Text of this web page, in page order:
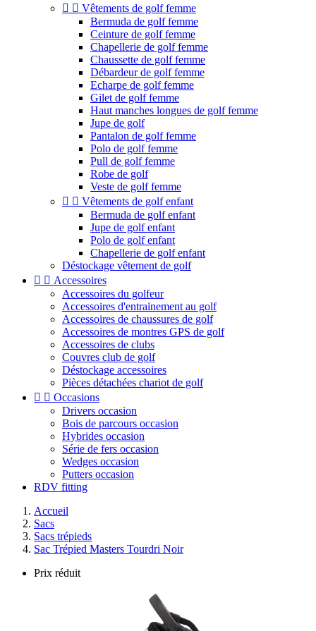
  Vêtements de golf femme
Bermuda de golf femme
Ceinture de golf femme
Chapellerie de golf femme
Chaussette de golf femme
Débardeur de golf femme
Echarpe de golf femme
Gilet de golf femme
Haut manches longues de golf femme
Jupe de golf
Pantalon de golf femme
Polo de golf femme
Pull de golf femme
Robe de golf
Veste de golf femme
  Vêtements de golf enfant
Bermuda de golf enfant
Jupe de golf enfant
Polo de golf enfant
Chapellerie de golf enfant
Déstockage vêtement de golf
  Accessoires
Accessoires du golfeur
Accessoires d'entrainement au golf
Accessoires de chaussures de golf
Accessoires de montres GPS de golf
Accessoires de clubs
Couvres club de golf
Déstockage accessoires
Pièces détachées chariot de golf
  Occasions
Drivers occasion
Bois de parcours occasion
Hybrides occasion
Série de fers occasion
Wedges occasion
Putters occasion
RDV fitting
Accueil
Sacs
Sacs trépieds
Sac Trépied Masters Tourdri Noir
Prix réduit